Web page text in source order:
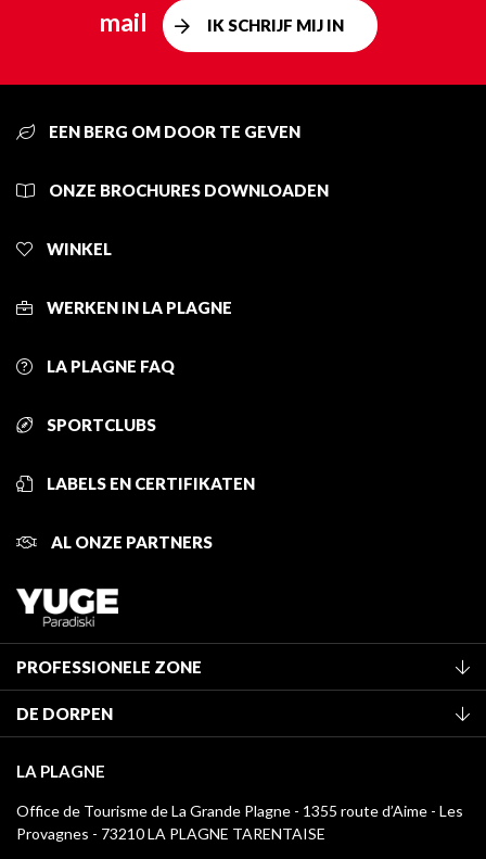
mail
IK SCHRIJF MIJ IN
EEN BERG OM DOOR TE GEVEN
ONZE BROCHURES DOWNLOADEN
WINKEL
WERKEN IN LA PLAGNE
LA PLAGNE FAQ
SPORTCLUBS
LABELS EN CERTIFIKATEN
AL ONZE PARTNERS
PROFESSIONELE ZONE
Classificatie van de gemeubileerde accommodaties
Verblijfstaks
Mediatheek
La Plagne logo's
DE DORPEN
Montchavin - Les Coches
Champagny-en-Vanoise
LA PLAGNE
Office de Tourisme de La Grande Plagne - 1355 route d’Aime - Les
Provagnes - 73210 LA PLAGNE TARENTAISE